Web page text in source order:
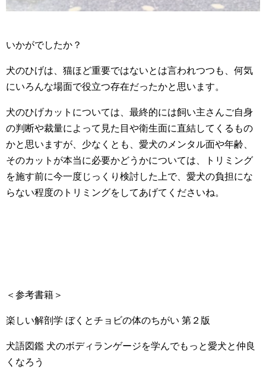
いかがでしたか？
犬のひげは、猫ほど重要ではないとは言われつつも、何気
にいろんな場面で役立つ存在だったかと思います。
犬のひげカットについては、最終的には飼い主さんご自身
の判断や裁量によって見た目や衛生面に直結してくるもの
かと思いますが、少なくとも、愛犬のメンタル面や年齢、
そのカットが本当に必要かどうかについては、トリミング
を施す前に今一度じっくり検討した上で、愛犬の負担にな
らない程度のトリミングをしてあげてくださいね。
＜参考書籍＞
楽しい解剖学 ぼくとチョビの体のちがい 第２版
犬語図鑑 犬のボディランゲージを学んでもっと愛犬と仲良
くなろう